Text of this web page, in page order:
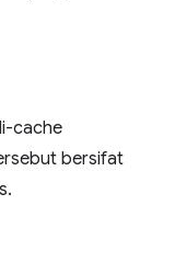
cache
bersifat